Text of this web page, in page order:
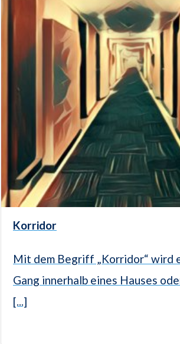
Korridor
Mit dem Begriff „Korridor“ wird
Gang innerhalb eines Hauses
[...]